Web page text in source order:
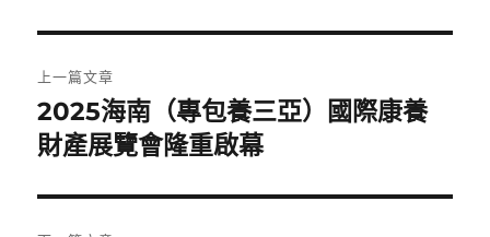
章
導
覽
上一篇文章
上
一
文
章:
2025海南（專包養三亞）國際康養
財產展覽會隆重啟幕